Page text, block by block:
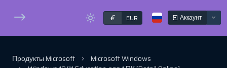
€ EUR Аккаунт
Продукты Microsoft
Microsoft Windows